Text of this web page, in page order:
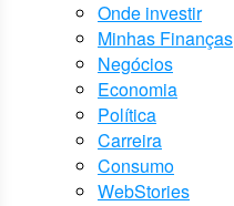
Onde investir
Minhas Finanças
Negócios
Economia
Política
Carreira
Consumo
WebStories